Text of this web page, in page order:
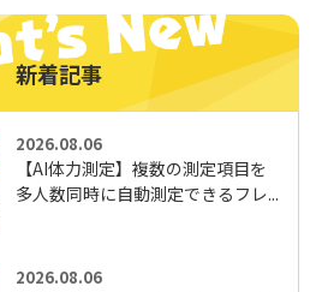
新着記事
2026.08.06
【AI体力測定】複数の測定項目を
多人数同時に自動測定できるフレ...
2026.08.06